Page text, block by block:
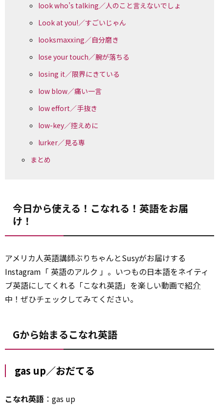
look who’s talking／人のこと言えないでしょ
Look at you!／すごいじゃん
looksmaxxing／自分磨き
lose your touch／腕が落ちる
losing it／限界にきている
low blow／痛い一言
low effort／手抜き
low-key／控えめに
lurker／見る専
まとめ
今日から使える！こなれる！英語をお届
け！
アメリカ人英語講師ぶりちゃんとSusyがお届けする
Instagram「 英語のアルク 」。いつもの日本語をネイティ
ブ英語にしてくれる「こなれ英語」を楽しい動画で紹介
中！ぜひチェックしてみてください。
Gから始まるこなれ英語
gas up／おだてる
こなれ英語 ：gas up